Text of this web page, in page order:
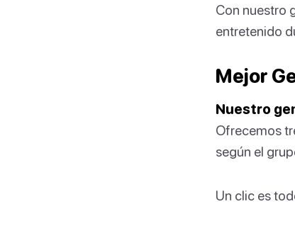
Con nuestro
entretenido
Mejor
Nuestro
Ofrecemos
según el
Un clic es